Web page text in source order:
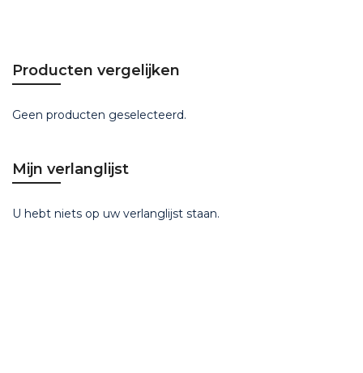
Producten vergelijken
Geen producten geselecteerd.
Mijn verlanglijst
U hebt niets op uw verlanglijst staan.